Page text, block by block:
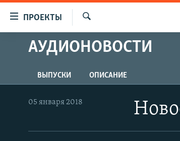
упрощенного
доступа
Вернуться
к
основному
ПРОЕКТЫ
ПРОГРАММЫ
АВТОРСКИЕ ПРОЕКТЫ
ЦИТАТЫ СВОБОДЫ
АУДИОНОВОСТИ
ВЫПУСКИ ОПИСАНИЕ
05 января 2018